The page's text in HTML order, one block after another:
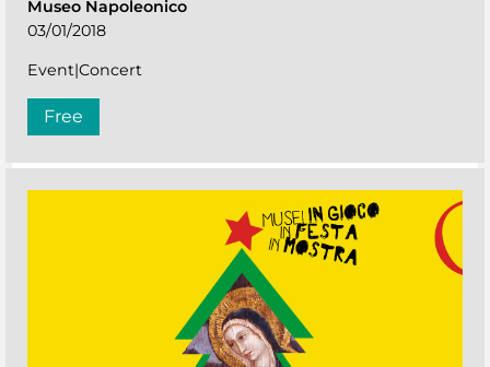
Museo Napoleonico
03/01/2018
Event|Concert
Free